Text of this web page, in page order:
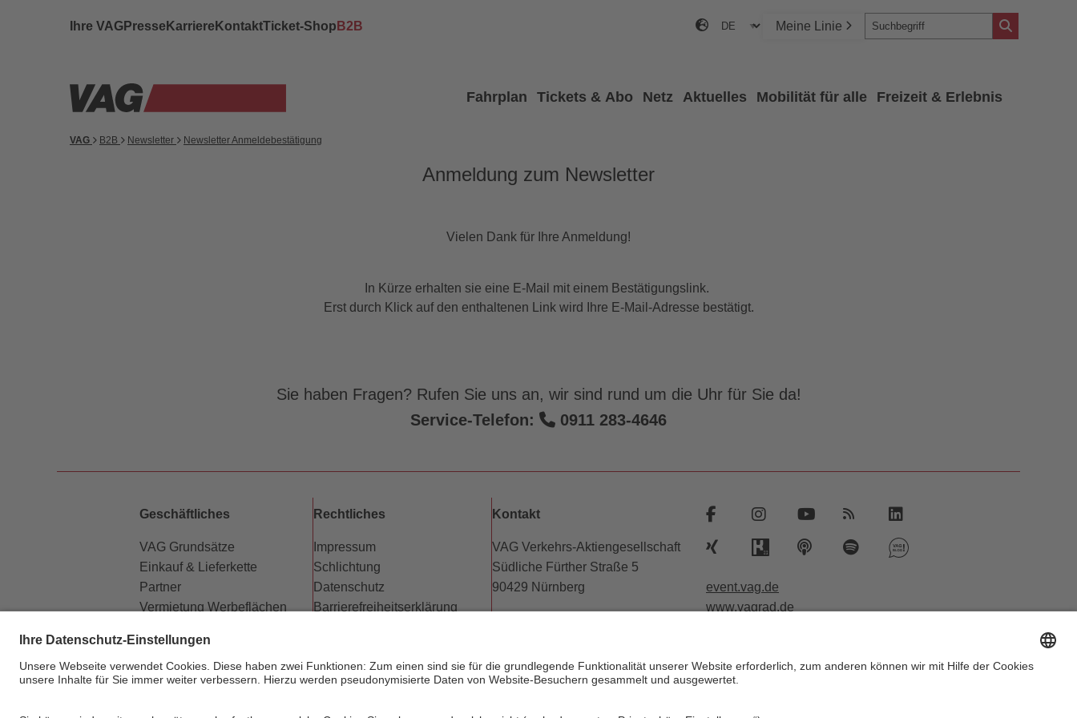
Ihre VAGPresse Karriere KontaktTicket-Shop B2B Meine Linie
Fahrplan Tickets & Abo Netz Aktuelles Mobilität für alle Freizeit & Erlebnis
VAG B2B Newsletter Newsletter Anmeldebestätigung
Anmeldung zum Newsletter
Vielen Dank für Ihre Anmeldung!
In Kürze erhalten sie eine E-Mail mit einem Bestätigungslink.
Erst durch Klick auf den enthaltenen Link wird Ihre E-Mail-Adresse bestätigt.
Sie haben Fragen? Rufen Sie uns an, wir sind rund um die Uhr für Sie da!
Service-Telefon:
0911 283-4646
Geschäftliches
VAG Grundsätze
Einkauf & Lieferkette
Partner
Vermietung Werbeflächen
Newsletter
Rechtliches
Impressum
Schlichtung
Datenschutz
Barrierefreiheitserklärung
Hausordnung (PDF)
Sitemap
Kontakt
VAG Verkehrs-Aktiengesellschaft
Südliche Fürther Straße 5
90429 Nürnberg
FAQ
event.vag.de
www.vagrad.de